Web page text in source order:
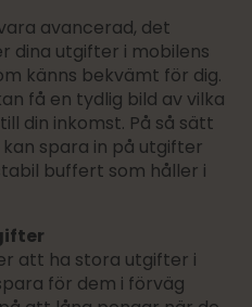
avancerad, det
dina utgifter i mobilens
känns bekvämt för dig.
få en tydlig bild av vilka
din inkomst. På så sätt
spara in på utgifter
buffert som håller i
att ha stora utgifter i
för dem i förväg